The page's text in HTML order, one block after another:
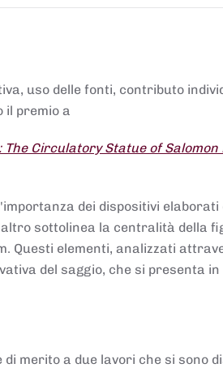
uso delle fonti, contributo
il premio a
Circulatory Statue of Salomon
dei dispositivi elaborati
sottolinea la centralità della
Questi elementi, analizzati
del saggio, che si presenta in
merito a due lavori che si sono